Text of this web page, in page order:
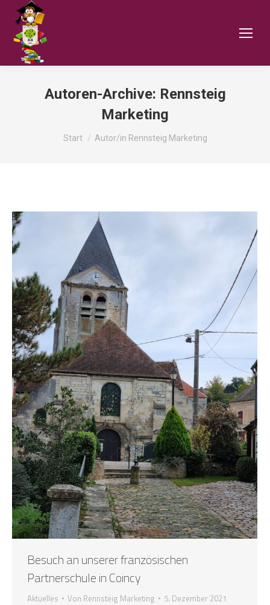
Autoren-Archive: Rennsteig
Marketing
Sie befinden sich hier:
Start Autor/in Rennsteig Marketing
Besuch an unserer französischen
Partnerschule in Coincy
Aktuelles Von Rennsteig Marketing 5. Dezember 2021